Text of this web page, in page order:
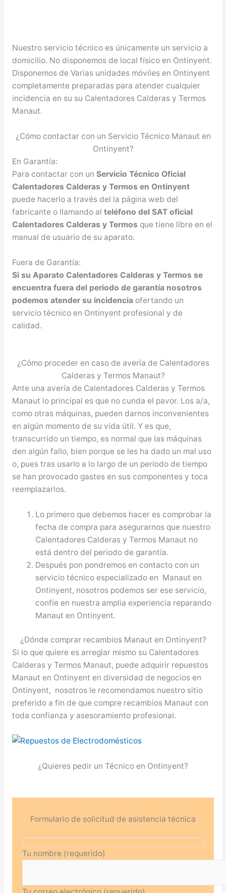
Nuestro servicio técnico es únicamente un servicio a
domicilio. No disponemos de local físico en Ontinyent.
Disponemos de Varias unidades móviles en Ontinyent
completamente preparadas para atender cualquier
incidencia en su su Calentadores Calderas y Termos
Manaut.
¿Cómo contactar con un Servicio Técnico Manaut en
Ontinyent?
En Garantía:
Para contactar con un Servicio Técnico Oficial
Calentadores Calderas y Termos en Ontinyent
puede hacerlo a través del la página web del
fabricante o llamando al teléfono del SAT oficial
Calentadores Calderas y Termos que tiene libre en el
manual de usuario de su aparato.
Fuera de Garantía:
Si su Aparato Calentadores Calderas y Termos se
encuentra fuera del periodo de garantía nosotros
podemos atender su incidencia ofertando un
servicio técnico en Ontinyent profesional y de
calidad.
¿Cómo proceder en caso de avería de Calentadores
Calderas y Termos Manaut?
Ante una avería de Calentadores Calderas y Termos
Manaut lo principal es que no cunda el pavor. Los a/a,
como otras máquinas, pueden darnos inconvenientes
en algún momento de su vida útil. Y es que,
transcurrido un tiempo, es normal que las máquinas
den algún fallo, bien porque se les ha dado un mal uso
o, pues tras usarlo a lo largo de un período de tiempo
se han provocado gastes en sus componentes y toca
reemplazarlos.
Lo primero que debemos hacer es comprobar la
fecha de compra para asegurarnos que nuestro
Calentadores Calderas y Termos Manaut no
está dentro del periodo de garantía.
Después pon pondremos en contacto con un
servicio técnico especializado en Manaut en
Ontinyent, nosotros podemos ser ese servicio,
confíe en nuestra amplia experiencia reparando
Manaut en Ontinyent.
¿Dónde comprar recambios Manaut en Ontinyent?
Si lo que quiere es arreglar mismo su Calentadores
Calderas y Termos Manaut, puede adquirir repuestos
Manaut en Ontinyent en diversidad de negocios en
Ontinyent, nosotros le recomendamos nuestro sitio
preferido a fin de que compre recambios Manaut con
toda confianza y asesoramiento profesional.
¿Quieres pedir un Técnico en Ontinyent?
Formulario de solicitud de asistencia técnica
Tu nombre (requerido)